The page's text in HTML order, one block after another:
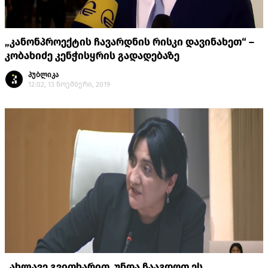
„კანონპროექტის ჩავარდნის რისკი დავინახეთ“ –
კობახიძე კენჭისყრის გადადებაზე
პუბლიკა
12:02, 13 ნოემბერი, 2019